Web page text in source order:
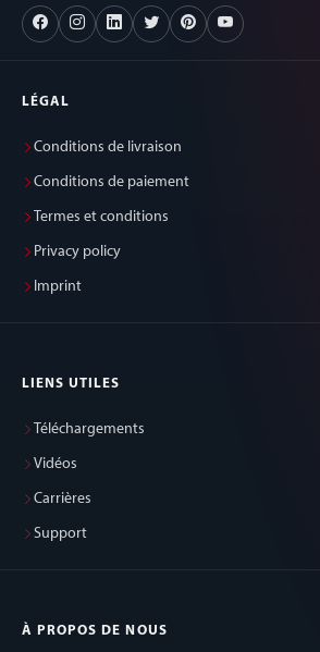
LÉGAL
Conditions de livraison
Conditions de paiement
Termes et conditions
Privacy policy
Imprint
LIENS UTILES
Téléchargements
Vidéos
Carrières
Support
À PROPOS DE NOUS